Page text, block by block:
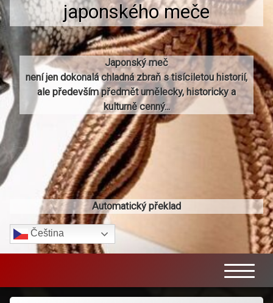
japonského meče
Japonský meč
není jen dokonalá chladná zbraň s tisíciletou historií,
ale především předmět umělecky, historicky a
kulturně cenný...
Automatický překlad
Čeština‎